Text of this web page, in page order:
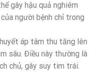
gây hậu quả nghiêm
người bệnh chỉ trong
áp tâm thu tăng lên
sâu. Điều này thường là
chủ, gây suy tim trái.